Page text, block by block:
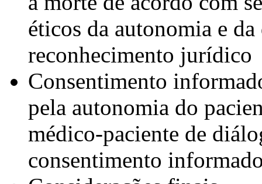
éticos da autonomia e
reconhecimento jurídico
Consentimento
pela autonomia do
médico-paciente de
consentimento